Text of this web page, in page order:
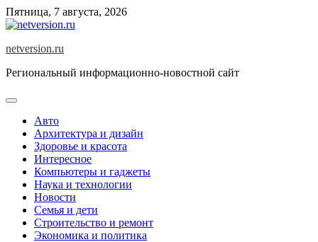
Skip
to
Пятница, 7 августа, 2026
netversion.ru
Региональный информационно-новостной сайт
Авто
Архитектура и дизайн
Здоровье и красота
Интересное
Компьютеры и гаджеты
Наука и технологии
Новости
Семья и дети
Строительство и ремонт
Экономика и политика